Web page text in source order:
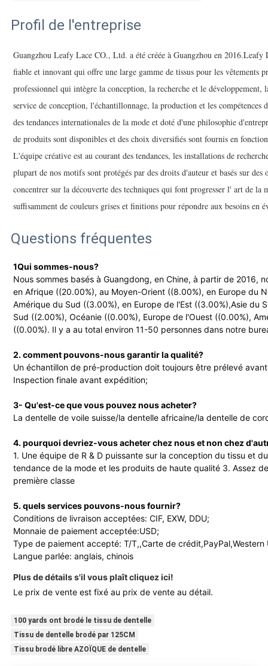
Profil de l'entreprise
Guangzhou Leafy Lace CO., Ltd. a été créée à Guangzhou en 2016.Leafy
fiable et innovant qui offre une large gamme de tissus pour les vêtements
professionnel qui intègre la conception, la recherche et le
service de conception, l'échantillonnage, la production et les
des tendances internationales de la mode et doté d'une philosophie
de produits sont disponibles et des choix diversifiés sont fournis en
L'équipe créative est au courant des tendances, les installations de
plupart de nos motifs sont protégés par des droits d'auteur et basés sur
concentrer sur la découverte des techniques qui font progresser l' art de
suffisamment de couleurs grises et finitions pour répondre aux besoins en
Questions fréquentes
1Qui sommes-nous?
Nous sommes basés à Guangdong, en Chine, à partir de 2016,
en Afrique ((20.00%), au Moyen-Orient ((8.00%), en Europe du
Amérique du Sud ((3.00%), en Europe de l'Est ((3.00%),Asie du
Sud ((2.00%), Océanie ((0.00%), Europe de l'Ouest ((0.00%),
((0.00%). Il y a au total environ 11-50 personnes dans notre
2. comment pouvons-nous garantir la qualité?
Un échantillon de pré-production doit toujours être prélevé
Inspection finale avant expédition;
3- Qu'est-ce que vous pouvez nous acheter?
La dentelle de voile suisse/la dentelle africaine/la dentelle de
4. pourquoi devriez-vous acheter chez nous et non chez
1. Une équipe de R & D puissante sur la conception du tissu et
tendance de la mode et les produits de haute qualité 3. Assez
première classe
5. quels services pouvons-nous fournir?
Conditions de livraison acceptées: CIF, EXW, DDU;
Monnaie de paiement acceptée:USD;
Type de paiement accepté: T/T,,Carte de crédit,PayPal,Western
Langue parlée: anglais, chinois
Plus de détails s'il vous plaît cliquez ici!
Le prix de vente est fixé au prix de vente au détail.
100 yards ont brodé le tissu de dentelle
Tissu de dentelle brodé par 125CM
Tissu brodé libre AZOÏQUE de dentelle